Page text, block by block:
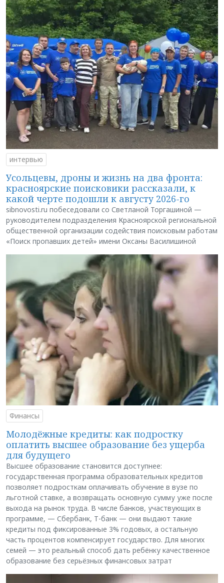
интервью
Усольцевы, дроны и жизнь на два фронта:
красноярские поисковики рассказали, к
какой черте подошли к августу 2026-го
sibnovosti.ru побеседовали со Светланой Торгашиной —
руководителем подразделения Красноярской региональной
общественной организации содействия поисковым работам
«Поиск пропавших детей» имени Оксаны Василишиной
Финансы
Молодёжные кредиты: как подростку
оплатить высшее образование без ущерба
для будущего
Высшее образование становится доступнее:
государственная программа образовательных кредитов
позволяет подросткам оплачивать обучение в вузе по
льготной ставке, а возвращать основную сумму уже после
выхода на рынок труда. В числе банков, участвующих в
программе, — Сбербанк, Т-банк — они выдают такие
кредиты под фиксированные 3% годовых, а остальную
часть процентов компенсирует государство. Для многих
семей — это реальный способ дать ребёнку качественное
образование без серьёзных финансовых затрат